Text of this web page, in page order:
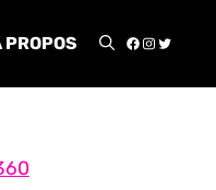
PROPOS